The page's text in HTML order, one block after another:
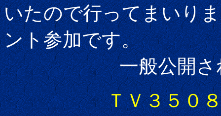
いたので行ってまいり
ント参加です。
一般公開された艦
ＴＶ３５